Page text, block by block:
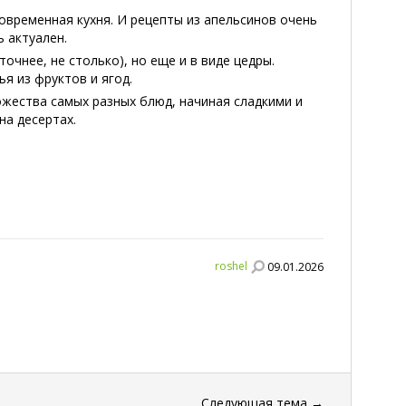
кухня. И рецепты из апельсинов очень
актуален.
не столько), но еще и в виде цедры.
из фруктов и ягод.
самых разных блюд, начиная сладкими и
десертах.
roshel 09.01.2026
Следующая тема →